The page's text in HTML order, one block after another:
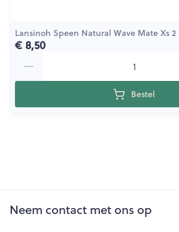
Lansinoh Speen Natural Wave Mate Xs 2
€ 8,50
Bestel
Neem contact met ons op